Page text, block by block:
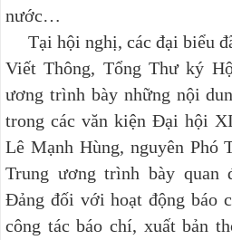
nước…
Tại hội nghị, các đại biểu
Viết Thông, Tổng Thư ký
ương trình bày những nội
trong các văn kiện Đại hội
Lê Mạnh Hùng, nguyên Phó
Trung ương trình bày quan
Đảng đối với hoạt động báo
công tác báo chí, xuất bản